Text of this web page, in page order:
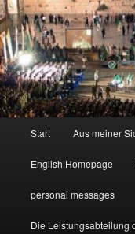
Start Aus meiner
English Homepage
personal messages
Die Leistungsabteilung